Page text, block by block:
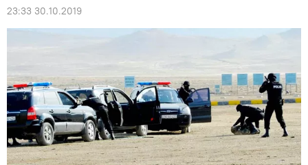
23:33 30.10.2019